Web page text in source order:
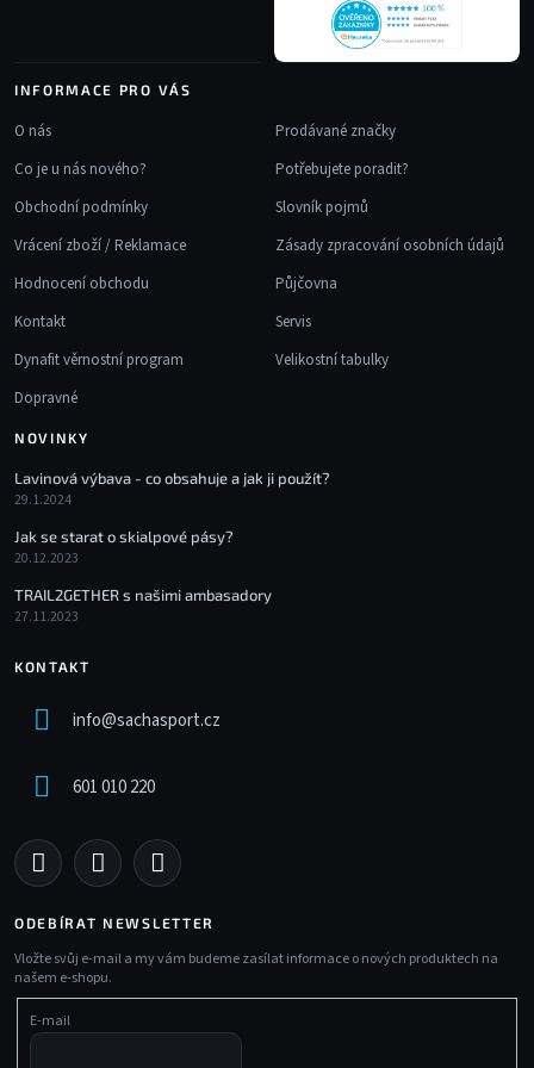
INFORMACE PRO VÁS
O nás
Co je u nás nového?
Obchodní podmínky
Vrácení zboží / Reklamace
Hodnocení obchodu
Kontakt
Dynafit věrnostní program
Dopravné
Prodávané značky
Potřebujete poradit?
Slovník pojmů
Zásady zpracování osobních údajů
Půjčovna
Servis
Velikostní tabulky
NOVINKY
Lavinová výbava - co obsahuje a jak ji použít?
29.1.2024
Jak se starat o skialpové pásy?
20.12.2023
TRAIL2GETHER s našimi ambasadory
27.11.2023
KONTAKT
info@sachasport.cz
601 010 220
ODEBÍRAT NEWSLETTER
Vložte svůj e-mail a my vám budeme zasílat informace o nových produktech na
našem e-shopu.
E-mail